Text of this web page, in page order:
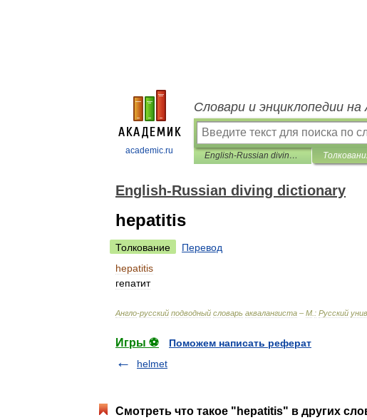
academic.ru
Словари и энциклопедии на
English-Russian diving dictionary
English-Russian diving dictionary
hepatitis
Толкование
Перевод
hepatitis
гепатит
Англо-русский подводный словарь аквалангиста – М : Русский
Игры ⚽
Поможем написать реферат
helmet
Смотреть что такое "hepatitis" в других